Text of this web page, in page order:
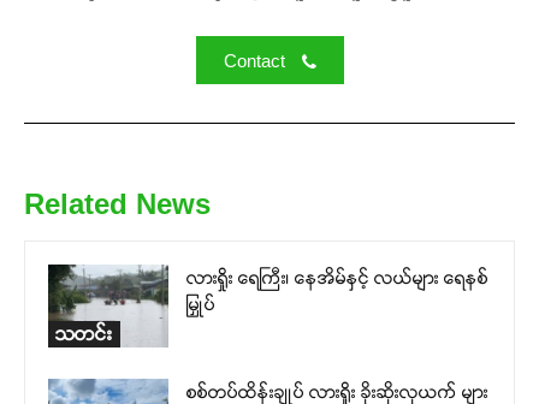
Contact
Related News
သတင်း
လားရှိုး ရေကြီး၊ နေအိမ်နှင့် လယ်များ ရေနစ်
မြှုပ်
စစ်တပ်ထိန်းချုပ် လားရှိုး ခိုးဆိုးလုယက် များ